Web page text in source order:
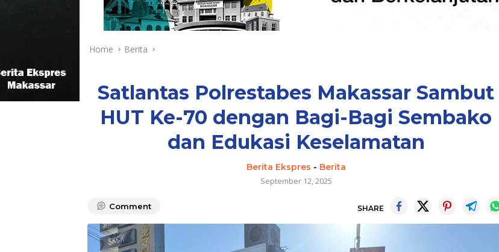
Home Berita
Satlantas Polrestabes Makassar Sambut
HUT Ke-70 dengan Bagi-Bagi Sembako
dan Edukasi Keselamatan
Berita Ekspres - Berita
September 12, 2025
Comment SHARE